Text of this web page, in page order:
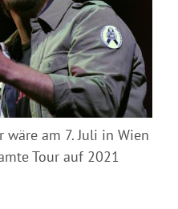
wäre am 7. Juli in Wien
Tour auf 2021